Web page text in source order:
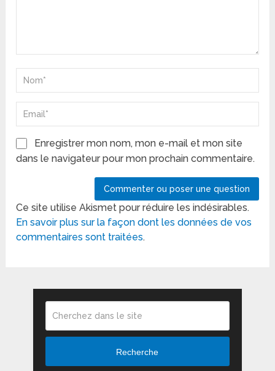
Enregistrer mon nom, mon e-mail et mon site
dans le navigateur pour mon prochain commentaire.
Ce site utilise Akismet pour réduire les indésirables.
En savoir plus sur la façon dont les données de vos
commentaires sont traitées.
Recherche